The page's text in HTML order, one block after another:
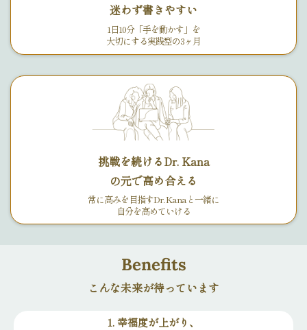
迷わず書きやすい
1日10分「手を動かす」を
大切にする実践型の3ヶ月
挑戦を続けるDr. Kana
の元で高め合える
常に高みを目指すDr. Kanaと一緒に
自分を高めていける
Benefits
こんな未来が待っています
1. 幸福度が上がり、